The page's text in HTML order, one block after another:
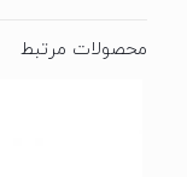
محصولات مرتبط